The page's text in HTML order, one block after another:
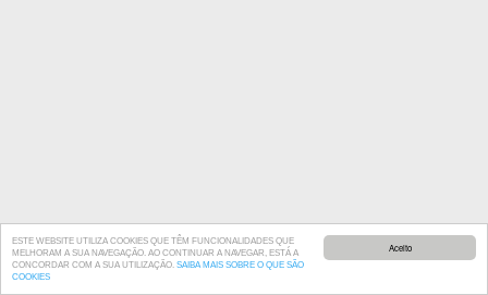
Aceito
ESTE WEBSITE UTILIZA COOKIES QUE TÊM FUNCIONALIDADES QUE
MELHORAM A SUA NAVEGAÇÃO. AO CONTINUAR A NAVEGAR, ESTÁ A
CONCORDAR COM A SUA UTILIZAÇÃO. SAIBA MAIS SOBRE O QUE SÃO
COOKIES